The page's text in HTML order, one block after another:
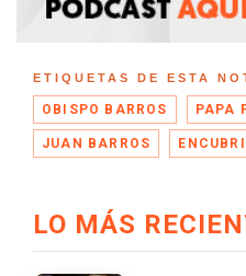
ETIQUETAS DE ESTA
OBISPO BARROS PAPA
JUAN BARROS
LO MÁS